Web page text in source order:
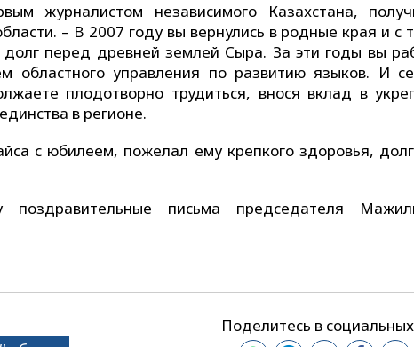
журналистом независимого Казахстана,
– В 2007 году вы вернулись в родные края и с
перед древней землей Сыра. За эти годы вы
областного управления по развитию языков. И
плодотворно трудиться, внося вклад в
в регионе.
с юбилеем, пожелал ему крепкого здоровья,
поздравительные письма председателя
Поделитесь в